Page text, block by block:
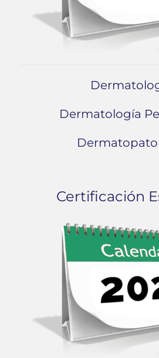
Dermatología
Certificación